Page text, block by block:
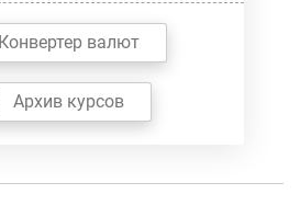
Конвертер валют
Архив курсов